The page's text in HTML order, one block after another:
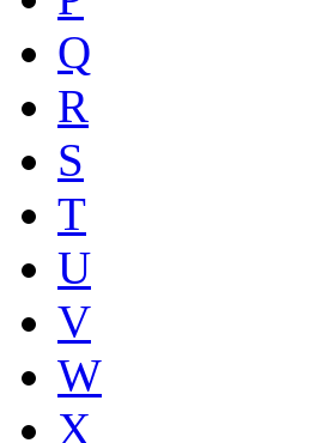
Q
R
S
T
U
V
W
X